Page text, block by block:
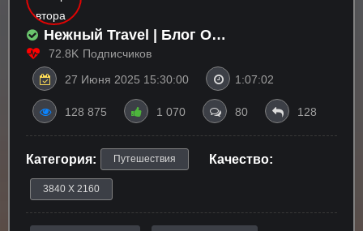
Нежный Travel | Блог О
Путешествиях
72.8K Подписчиков
27 Июня 2025 15:30:00
1:07:02
128 875 1 070 80 128
Категория: Путешествия Качество:
3840 X 2160